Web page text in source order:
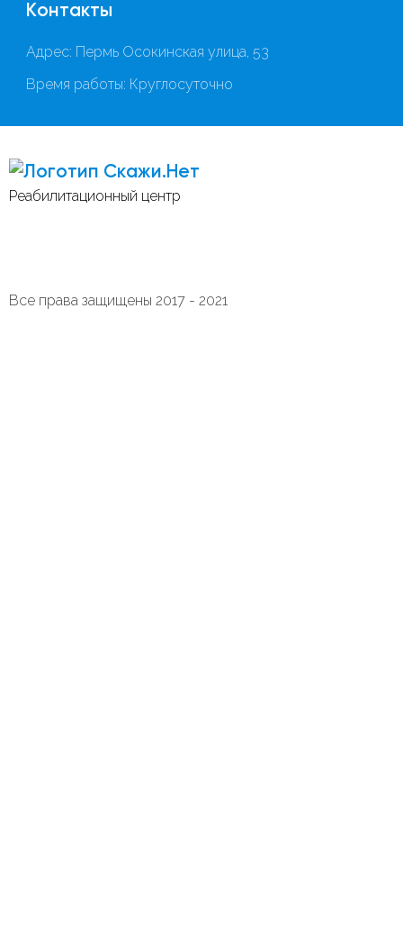
Скажи.Нет
Реабилитационный центр
Все права защищены 2017 - 2021
Контакты
Адрес: Пермь Осокинская улица, 53
Время работы: Круглосуточно